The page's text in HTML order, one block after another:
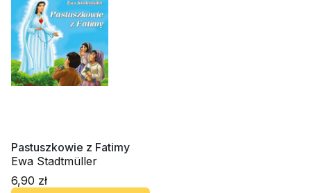
Pastuszkowie z Fatimy
Ewa Stadtmüller
6,90 zł